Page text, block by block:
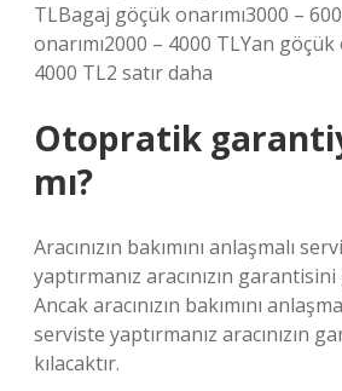
TLBagaj göçük onarımı3000 –
onarımı2000 – 4000 TLYan göçük
4000 TL2 satır daha
Otopratik
mı?
Aracınızın bakımını anlaşmalı
yaptırmanız aracınızın
Ancak aracınızın bakımını
serviste yaptırmanız aracınızın
kılacaktır.